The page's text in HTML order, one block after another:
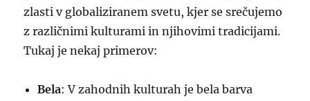
zlasti v globaliziranem svetu, kjer se srečujemo
z različnimi kulturami in njihovimi tradicijami.
Tukaj je nekaj primerov:
Bela: V zahodnih kulturah je bela barva